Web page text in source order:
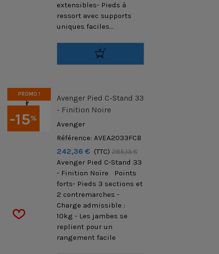
extensibles- Pieds à
ressort avec supports
uniques faciles...
-15%
PROMO !
Avenger Pied C-Stand 33
- Finition Noire
Avenger
Référence: AVEA2033FCB
242,36 € (TTC) 285,13 €
Avenger Pied C-Stand 33
- Finition Noire Points
forts- Pieds 3 sections et
2 contremarches -
Charge admissible :
10kg - Les jambes se
replient pour un
rangement facile